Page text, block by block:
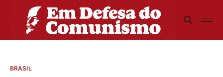
BRASIL